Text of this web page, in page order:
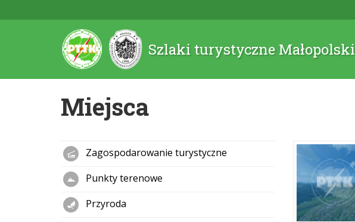
Szlaki turystyczne Małopolski
Miejsca
Zagospodarowanie turystyczne
Punkty terenowe
Przyroda